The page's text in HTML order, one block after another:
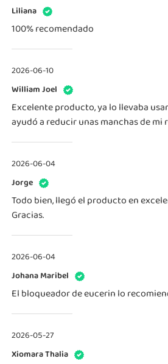
Liliana
100% recomendado
2026-06-10
William Joel
Excelente producto, ya lo llevaba
ayudó a reducir unas manchas de mi
2026-06-04
Jorge
Todo bien, llegó el producto en
Gracias.
2026-06-04
Johana Maribel
El bloqueador de eucerin lo
2026-05-27
Xiomara Thalia